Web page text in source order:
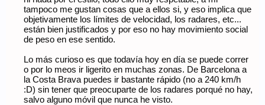
tampoco me gustan cosas que a ellos si, y eso implica que
objetivamente los límites de velocidad, los radares, etc...
están bien justificados y por eso no hay movimiento social
de peso en ese sentido.
Lo más curioso es que todavía hoy en día se puede correr
o por lo meos ir ligerito en muchas zonas. De Barcelona a
la Costa Brava puedes ir bastante rápido (no a 240 km/h
:D) sin tener que preocuparte de los radares porqué no hay,
salvo alguno móvil que nunca he visto.